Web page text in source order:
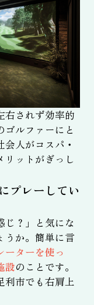
右されず効率的
ゴルファーにと
人がコスパ・
リットがぎっし
プレーしてい
じ？」と気にな
うか。簡単に言
ーターを使っ
設のことです。
利市でも右肩上